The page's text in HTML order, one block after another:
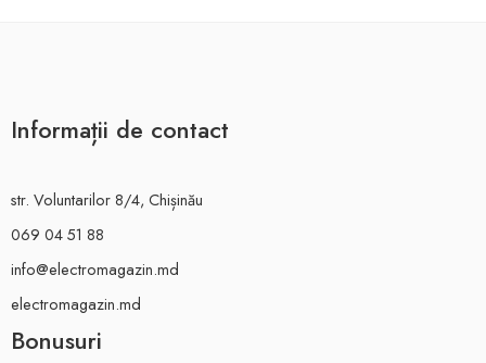
Informații de contact
str. Voluntarilor 8/4, Chișinău
069 04 51 88
info@electromagazin.md
electromagazin.md
Bonusuri